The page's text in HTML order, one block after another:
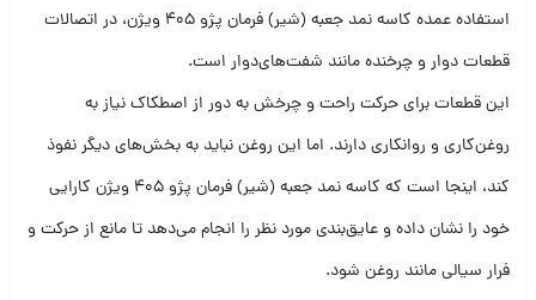
استفاده عمده کاسه نمد جعبه (شیر) فرمان پژو 405 ویژن، در اتصالات
قطعات دوار و چرخنده مانند شفت‌های‌دوار است.
این قطعات برای حرکت راحت و چرخش به دور از اصطکاک نیاز به
روغن‌کاری و روانکاری دارند. اما این روغن نباید به بخش‌های دیگر نفوذ
کند، اینجا است که کاسه نمد جعبه (شیر) فرمان پژو 405 ویژن کارایی
خود را نشان داده و عایق‌بندی مورد نظر را انجام می‌دهد تا مانع از حرکت و
فرار سیالی مانند روغن شود.